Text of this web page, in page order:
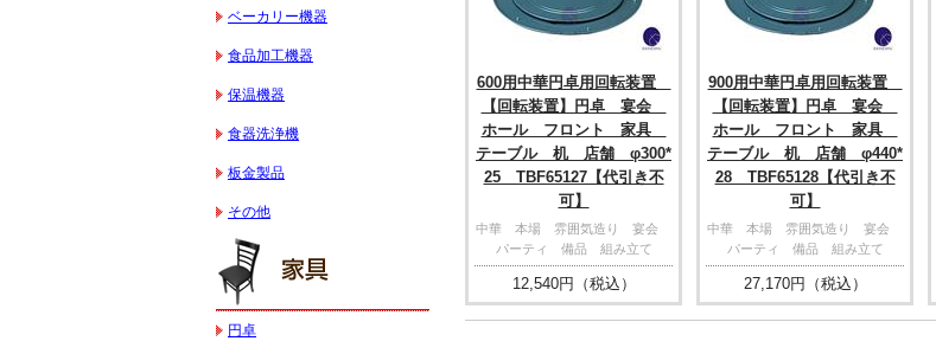
600用中華円卓用回転装置
【回転装置】円卓 宴会
ホール フロント 家具
テーブル 机 店舗 φ300*
25 TBF65127【代引き不
可】
中華 本場 雰囲気造り 宴会
パーティ 備品 組み立て
12,540円（税込）
900用中華円卓用回転装置
【回転装置】円卓 宴会
ホール フロント 家具
テーブル 机 店舗 φ440*
28 TBF65128【代引き不
可】
中華 本場 雰囲気造り 宴会
パーティ 備品 組み立て
27,170円（税込）
ベーカリー機器
食品加工機器
保温機器
食器洗浄機
板金製品
その他
円卓